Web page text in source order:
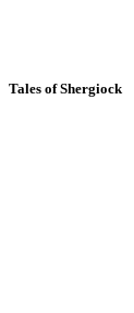
Tales of Shergiock